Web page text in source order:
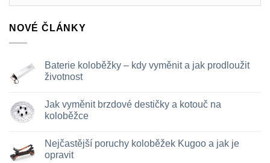
NOVÉ ČLÁNKY
Baterie koloběžky – kdy vyměnit a jak prodloužit
životnost
u
textu
s
koloběžky
kdy
Jak vyměnit brzdové destičky a kotouč na
koloběžce
u
textu
s
Nejčastější poruchy koloběžek Kugoo a jak je
opravit